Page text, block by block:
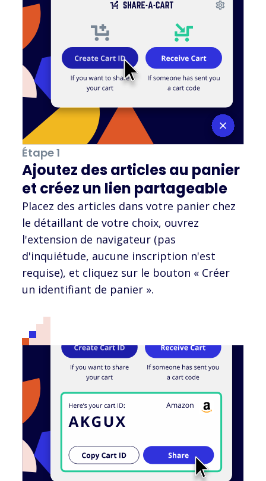
Étape 1
Ajoutez des articles au panier
et créez un lien partageable
Placez des articles dans votre panier chez
le détaillant de votre choix, ouvrez
l'extension de navigateur (pas
d'inquiétude, aucune inscription n'est
requise), et cliquez sur le bouton « Créer
un identifiant de panier ».